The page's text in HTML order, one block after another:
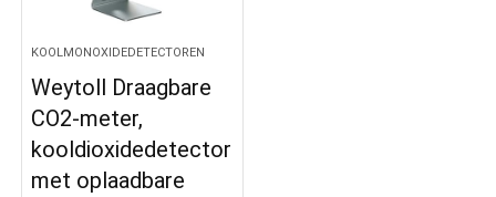
KOOLMONOXIDEDETECTOREN
Weytoll Draagbare
CO2-meter,
kooldioxidedetector
met oplaadbare